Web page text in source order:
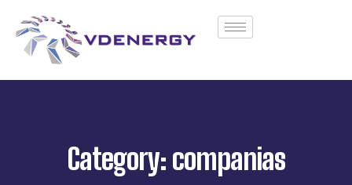
Category: companias